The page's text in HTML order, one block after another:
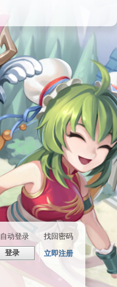
自动登录
找回密码
登录 立即注册